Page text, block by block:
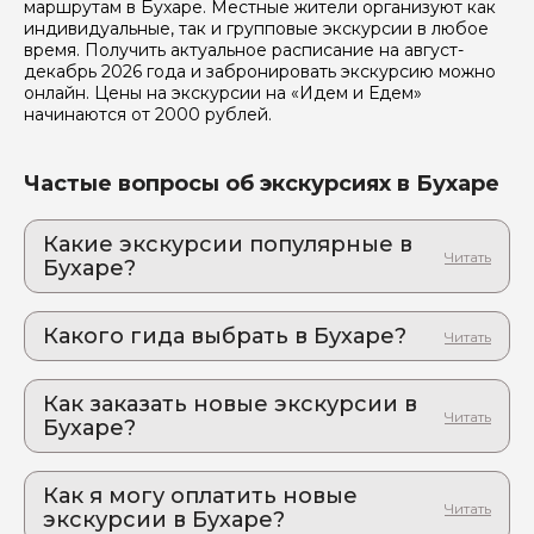
маршрутам в Бухаре. Местные жители организуют как
индивидуальные, так и групповые экскурсии в любое
время. Получить актуальное расписание на август-
декабрь 2026 года и забронировать экскурсию можно
онлайн. Цены на экскурсии на «Идем и Едем»
начинаются от 2000 рублей.
Частые вопросы об экскурсиях в Бухаре
Какие экскурсии популярные в
Бухаре?
тайна древней Бухары
По следам караванов Великого Шелкового пути:
колорит восточного базара и величие медресе
2. Бухара – город тысячи сказок
Эпоха караванов и поэтов: аутентичное
погружение в древний город
3. Бухара – восточная сказка, в которую
влюбляются с первого взгляда
500-летние бани, живые базары и крепость старше
Какого гида выбрать в Бухаре?
2. Наргиза.Р 772
3. Шухрат.К 916
4. Азиза.Г 898
5. Эльдар.М 857
Как заказать новые экскурсии в
Бухаре?
Едем»:
выберите экскурсию, на которую вы хотите
Как я могу оплатить новые
экскурсии в Бухаре?